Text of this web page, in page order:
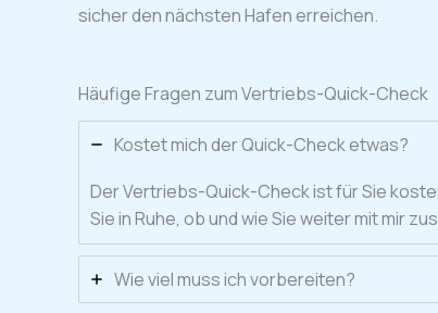
sicher den nächsten Hafen erreichen.
Häufige Fragen zum Vertriebs-Quick-Check
Kostet mich der Quick-Check etwas?
Der Vertriebs-Quick-Check ist für Sie
Sie in Ruhe, ob und wie Sie weiter mit mir
Wie viel muss ich vorbereiten?